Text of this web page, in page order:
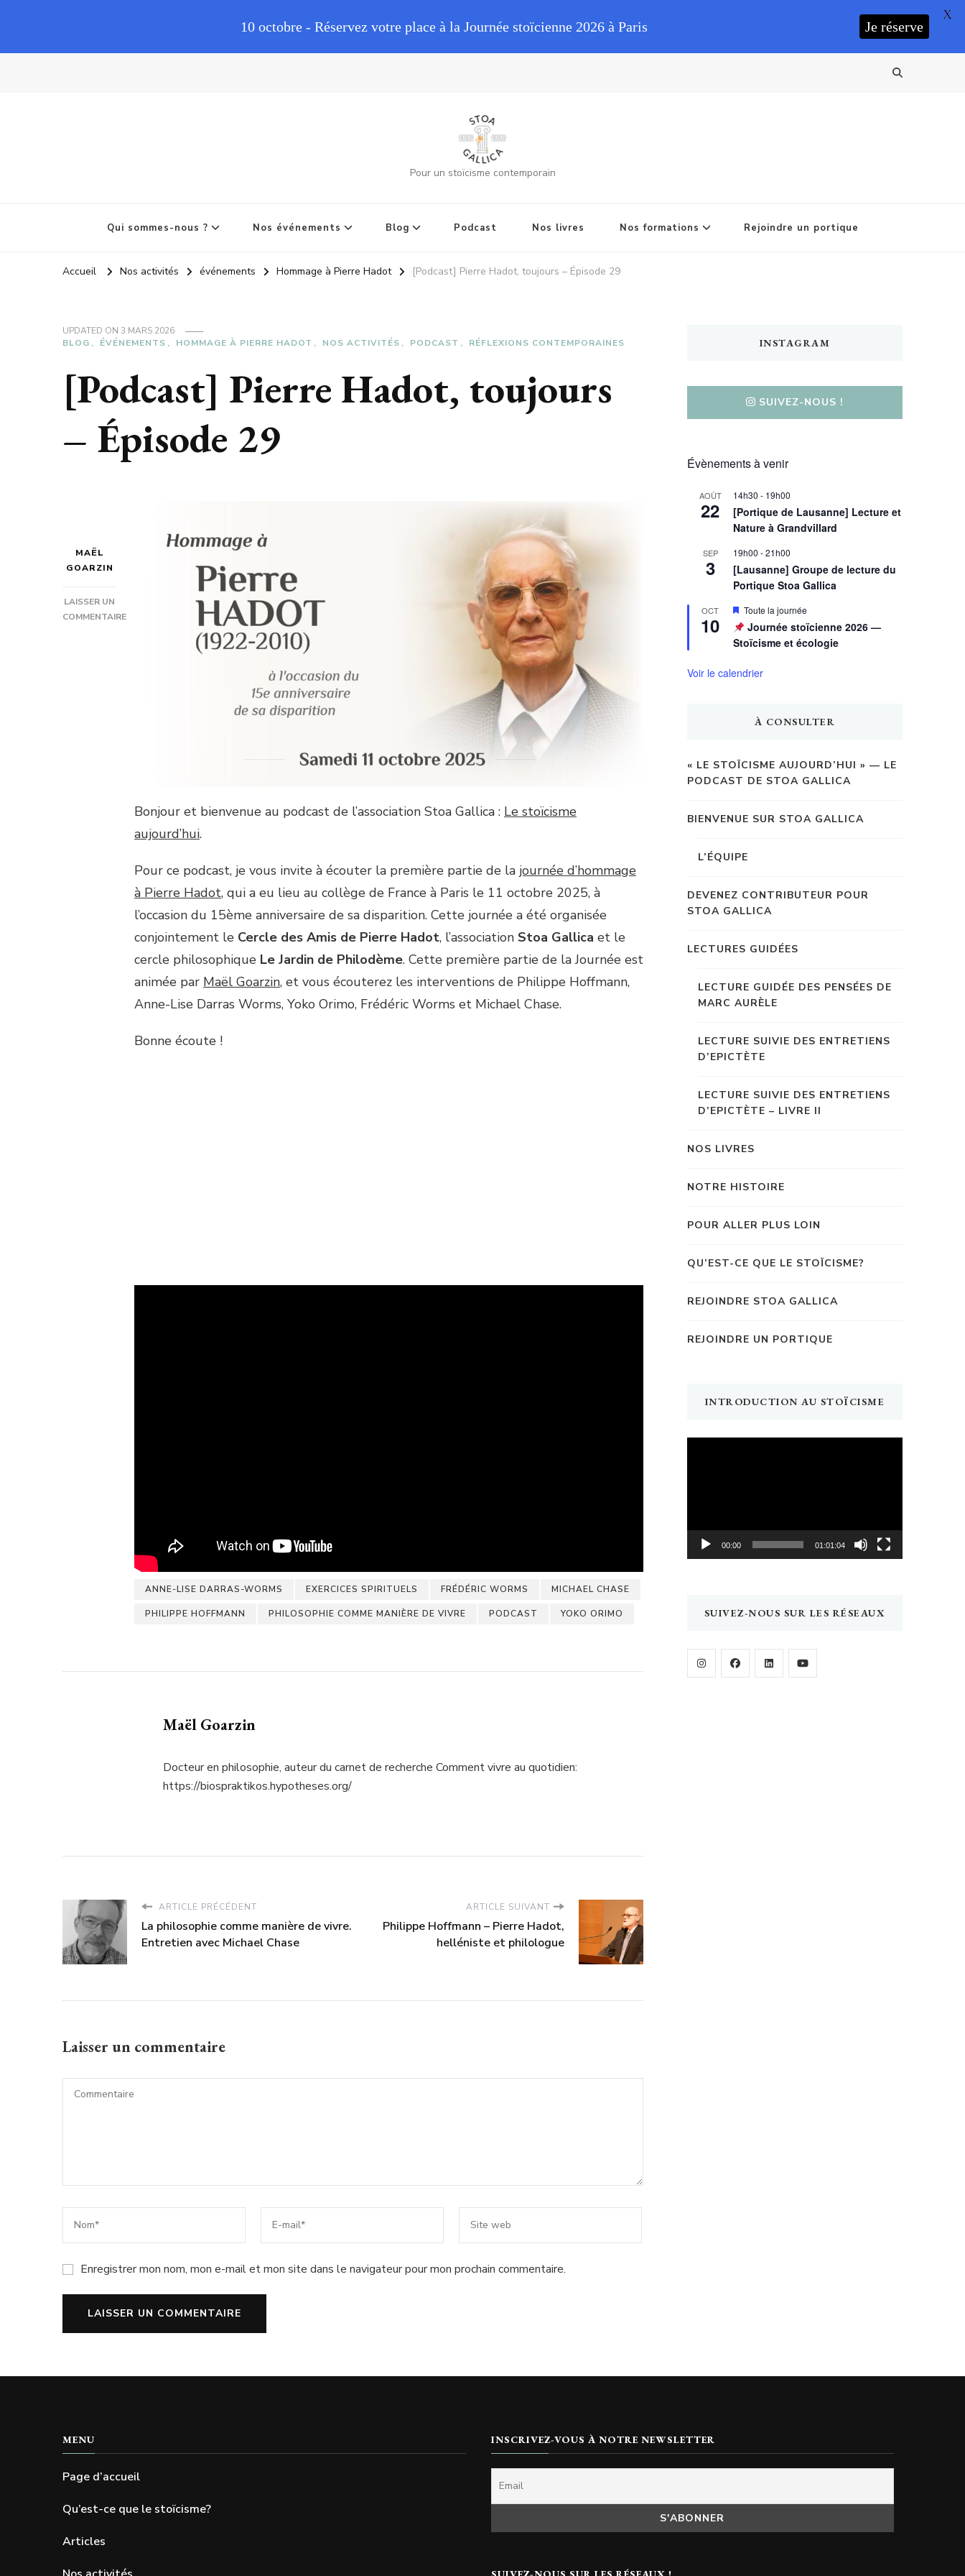
Pour un stoïcisme contemporain
Qui sommes-nous ? Nos événements Blog Podcast Nos livres Nos formations Rejoindre un portique
Accueil Nos activités événements Hommage à Pierre Hadot [Podcast] Pierre Hadot, toujours – Épisode 29
UPDATED ON 3 MARS 2026
BLOG
ÉVÉNEMENTS HOMMAGE À PIERRE HADOT NOS ACTIVITÉS PODCAST RÉFLEXIONS CONTEMPORAINES
[Podcast] Pierre Hadot, toujours
– Épisode 29
MAËL
GOARZIN
LAISSER UN
COMMENTAIRE
Bonjour et bienvenue au podcast de l’association Stoa Gallica : Le stoïcisme
aujourd’hui.
Pour ce podcast, je vous invite à écouter la première partie de la journée d’hommage
à Pierre Hadot, qui a eu lieu au collège de France à Paris le 11 octobre 2025, à
l’occasion du 15ème anniversaire de sa disparition. Cette journée a été organisée
conjointement le Cercle des Amis de Pierre Hadot, l’association Stoa Gallica et le
cercle philosophique Le Jardin de Philodème. Cette première partie de la Journée est
animée par Maël Goarzin, et vous écouterez les interventions de Philippe Hoffmann,
Anne-Lise Darras Worms, Yoko Orimo, Frédéric Worms et Michael Chase.
Bonne écoute !
ANNE-LISE DARRAS-WORMS EXERCICES SPIRITUELS FRÉDÉRIC WORMS MICHAEL CHASE
PHILIPPE HOFFMANN PHILOSOPHIE COMME MANIÈRE DE VIVRE PODCAST YOKO ORIMO
Maël Goarzin
Docteur en philosophie, auteur du carnet de recherche Comment vivre au quotidien:
https://biospraktikos.hypotheses.org/
ARTICLE PRÉCÉDENT
La philosophie comme manière de vivre.
Entretien avec Michael Chase
ARTICLE SUIVANT
Philippe Hoffmann – Pierre Hadot,
helléniste et philologue
Laisser un commentaire
Enregistrer mon nom, mon e-mail et mon site dans le navigateur pour mon prochain commentaire.
INSTAGRAM
SUIVEZ-NOUS !
Évènements à venir
AOÛT
22
14h30 - 19h00
[Portique de Lausanne] Lecture et
Nature à Grandvillard
SEP
3
19h00 -21h00
[Lausanne] Groupe de lecture du
Portique Stoa Gallica
OCT
10
Mis
en
avant
Toute la journée
Journée stoïcienne 2026 —
Stoïcisme et écologie
Voir le calendrier
À CONSULTER
« LE STOÏCISME AUJOURD’HUI » — LE
PODCAST DE STOA GALLICA
BIENVENUE SUR STOA GALLICA
L’ÉQUIPE
DEVENEZ CONTRIBUTEUR POUR
STOA GALLICA
LECTURES GUIDÉES
LECTURE GUIDÉE DES PENSÉES DE
MARC AURÈLE
LECTURE SUIVIE DES ENTRETIENS
D’EPICTÈTE
LECTURE SUIVIE DES ENTRETIENS
D’EPICTÈTE – LIVRE II
NOS LIVRES
NOTRE HISTOIRE
POUR ALLER PLUS LOIN
QU’EST-CE QUE LE STOÏCISME?
REJOINDRE STOA GALLICA
REJOINDRE UN PORTIQUE
INTRODUCTION AU STOÏCISME
00:00 01:01:04
SUIVEZ-NOUS SUR LES RÉSEAUX
MENU
Page d’accueil
Qu’est-ce que le stoïcisme?
Articles
INSCRIVEZ-VOUS À NOTRE NEWSLETTER
10 octobre - Réservez votre place à la Journée stoïcienne 2026 à Paris Je réserve
X